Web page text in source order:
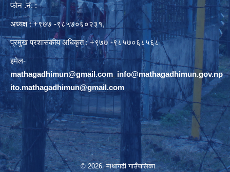
फोन .नं. :
अध्यक्ष : +९७७ -९८५७०६०२३१,
प्रमुख प्रशासकीय अधिकृत : +९७७ -९८५७०६८५६८
इमेल-
mathagadhimun@gmail.com, info@mathagadhimun.gov.np
ito.mathagadhimun@gmail.com
© 2026 माथागढी गाउँपालिका